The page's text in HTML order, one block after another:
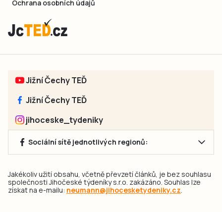
Ochrana osobních údajů
Jižní Čechy TEĎ
Jižní Čechy TEĎ
jihoceske_tydeniky
Sociální sítě jednotlivých regionů:
Jakékoliv užití obsahu, včetně převzetí článků, je bez souhlasu
společnosti Jihočeské týdeníky s.r.o. zakázáno. Souhlas lze
získat na e-mailu: neumann@jihocesketydeniky.cz